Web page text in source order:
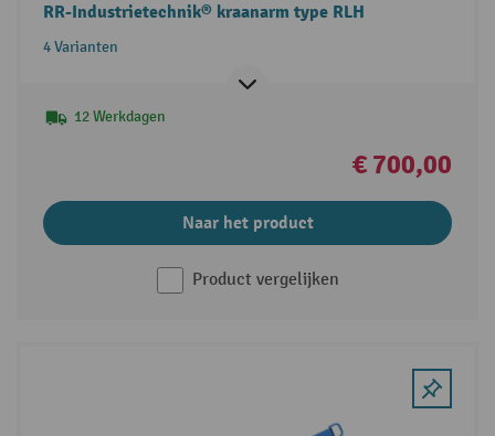
RR-Industrietechnik® kraanarm type RLH
4 Varianten
12 Werkdagen
€ 700,00
Naar het product
Product vergelijken